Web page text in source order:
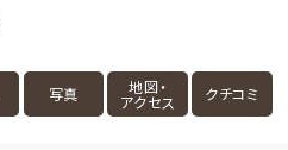
写真 地図・
アクセス クチコミ